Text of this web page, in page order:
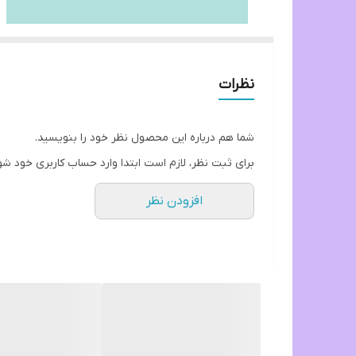
نظرات
شما هم درباره این محصول نظر خود را بنویسید.
برای ثبت نظر، لازم است ابتدا وارد حساب کاربری خود
افزودن نظر